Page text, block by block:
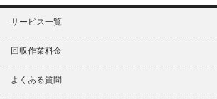
サービス一覧
回収作業料金
よくある質問